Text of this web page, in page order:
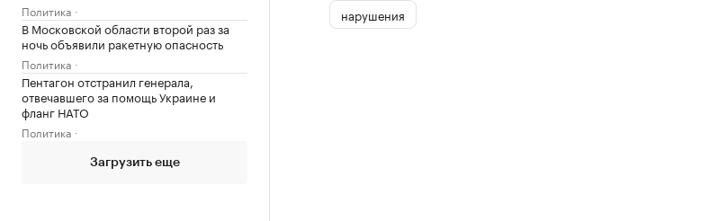
Политика
В Московской области второй раз за
ночь объявили ракетную опасность
Политика
Пентагон отстранил генерала,
отвечавшего за помощь Украине и
фланг НАТО
Политика
Загрузить еще
нарушения